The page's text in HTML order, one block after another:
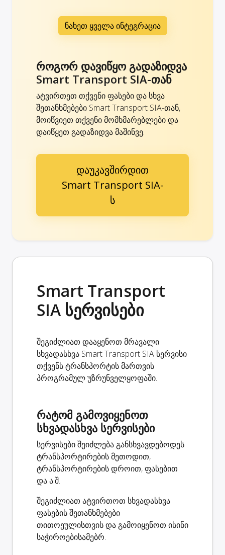
ნახეთ ყველა ინტეგრაცია
როგორ დავიწყო გადაზიდვა
Smart Transport SIA-თან
ატვირთეთ თქვენი ფასები და სხვა
შეთანხმებები Smart Transport SIA-თან,
მოიწვიეთ თქვენი მომხმარებლები და
დაიწყეთ გადაზიდვა მაშინვე.
დაუკავშირდით
Smart Transport SIA-
ს
Smart Transport
SIA სერვისები
შეგიძლიათ დააყენოთ მრავალი
სხვადასხვა Smart Transport SIA სერვისი
თქვენს ტრანსპორტის მართვის
პროგრამულ უზრუნველყოფაში.
რატომ გამოვიყენოთ
სხვადასხვა სერვისები
სერვისები შეიძლება განსხვავდებოდეს
ტრანსპორტირების მეთოდით,
ტრანსპორტირების დროით, ფასებით
და ა.შ.
შეგიძლიათ ატვირთოთ სხვადასხვა
ფასების შეთანხმებები
თითოეულისთვის და გამოიყენოთ ისინი
საჭიროებისამებრ.